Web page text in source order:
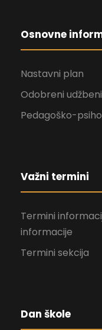
Osnovne
Nastavni plan
Odobreni
Pedagoško-
Važni termini
Termini
informacije
Termini sekcija
Dan škole